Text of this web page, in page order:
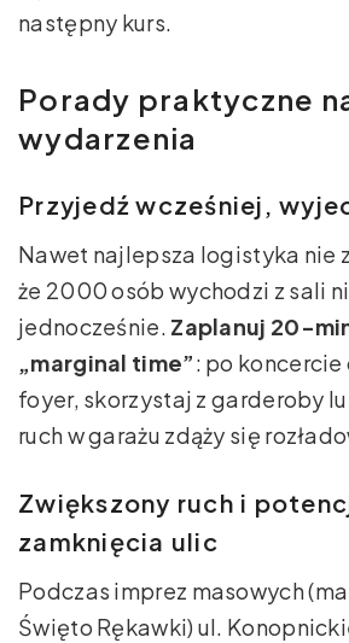
następny kurs.
Porady praktyczne
wydarzenia
Przyjedź wcześniej,
Nawet najlepsza logistyka nie
że 2000 osób wychodzi z sali
jednocześnie. Zaplanuj 20-
„marginal time”: po
foyer, skorzystaj z garderoby
ruch w garażu zdąży się
Zwiększony ruch i
zamknięcia ulic
Podczas imprez masowych
Święto Rękawki) ul.